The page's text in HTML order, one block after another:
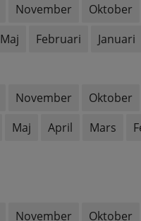
November Oktober
Maj Februari Januari
November Oktober
Maj April Mars
November Oktober